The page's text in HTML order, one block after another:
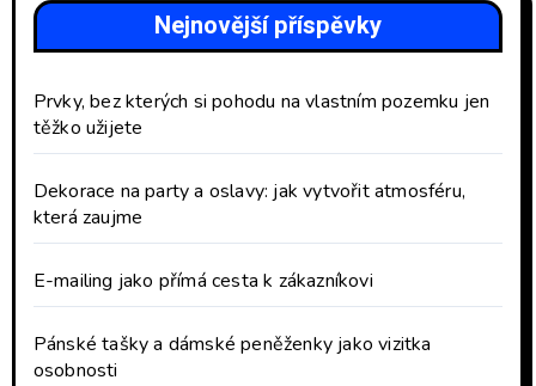
Nejnovější příspěvky
Prvky, bez kterých si pohodu na vlastním pozemku jen
těžko užijete
Dekorace na party a oslavy: jak vytvořit atmosféru,
která zaujme
E-mailing jako přímá cesta k zákazníkovi
Pánské tašky a dámské peněženky jako vizitka
osobnosti